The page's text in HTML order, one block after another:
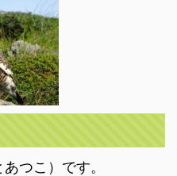
つこ）です。